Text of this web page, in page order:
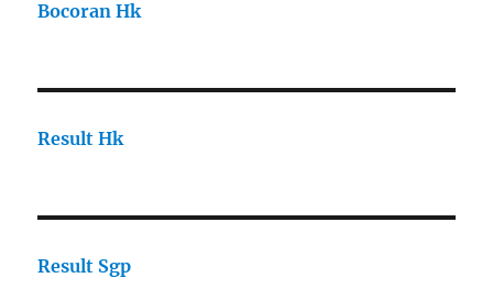
Bocoran Hk
Result Hk
Result Sgp